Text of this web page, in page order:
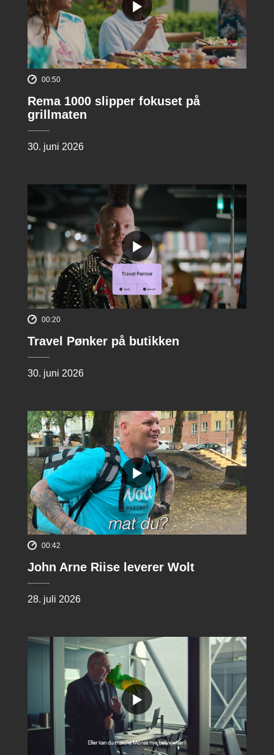
00:50
Rema 1000 slipper fokuset på
grillmaten
30. juni 2026
00:20
Travel Pønker på butikken
30. juni 2026
00:42
John Arne Riise leverer Wolt
28. juli 2026